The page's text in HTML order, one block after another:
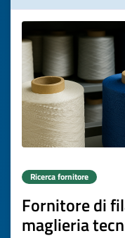
Ricerca fornitore
Fornitore di
maglieria